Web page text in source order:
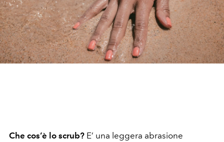
Che cos’è lo scrub? E’ una leggera abrasione